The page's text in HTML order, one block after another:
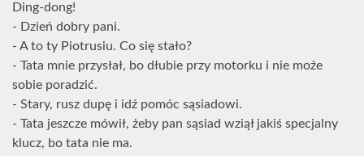
Ding-dong!
- Dzień dobry pani.
- A to ty Piotrusiu. Co się stało?
- Tata mnie przysłał, bo dłubie przy motorku i nie może
sobie poradzić.
- Stary, rusz dupę i idź pomóc sąsiadowi.
- Tata jeszcze mówił, żeby pan sąsiad wziął jakiś specjalny
klucz, bo tata nie ma.